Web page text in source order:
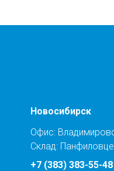
Новосибирск
Офис:
Склад:
+7 (383) 383-55-48